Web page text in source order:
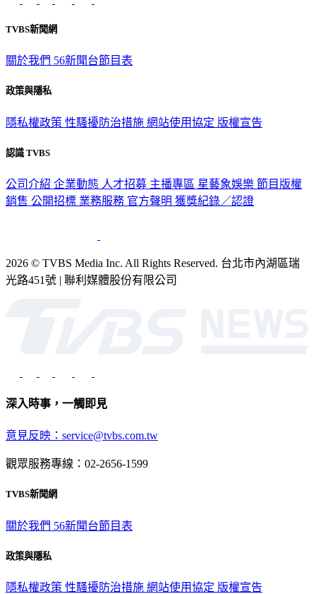
TVBS新聞網
關於我們 56新聞台節目表
政策與隱私
隱私權政策 性騷擾防治措施 網站使用協定 版權宣告
認識 TVBS
公司介紹 企業動態 人才招募 主播專區 星藝象娛樂 節目版權
銷售 公開招標 業務服務 官方聲明 獲獎紀錄／認證
2026 © TVBS Media Inc. All Rights Reserved. 台北市內湖區瑞
光路451號 | 聯利媒體股份有限公司
深入時事，一觸即見
意見反映：service@tvbs.com.tw
觀眾服務專線：02-2656-1599
TVBS新聞網
關於我們 56新聞台節目表
政策與隱私
隱私權政策 性騷擾防治措施 網站使用協定 版權宣告